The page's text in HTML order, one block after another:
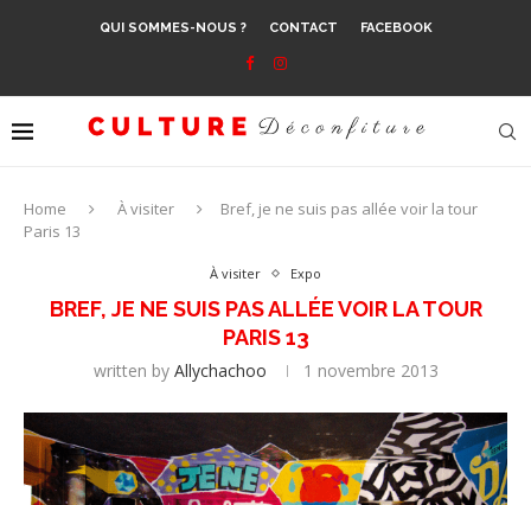
QUI SOMMES-NOUS ? CONTACT FACEBOOK
Home À visiter
Bref, je ne suis pas allée voir la tour
Paris 13
À visiter Expo
BREF, JE NE SUIS PAS ALLÉE VOIR LA TOUR
PARIS 13
written by Allychachoo 1 novembre 2013